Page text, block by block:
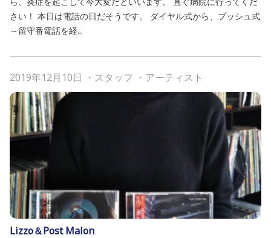
さい！ 本日は電話の日だそうです。 ダイヤル式から、プッシュ式
～留守番電話を経...
2019年12月10日 ・ スタッフ ・ アーティスト
Lizzo＆Post Malon